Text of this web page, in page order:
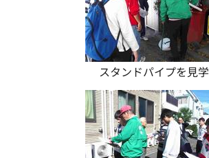
スタンドパイプを見学